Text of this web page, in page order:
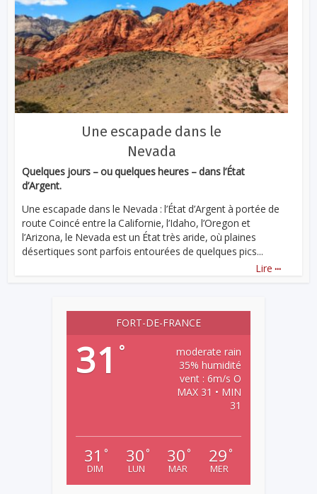
Une escapade dans le
Nevada
Quelques jours – ou quelques heures – dans l’État
d’Argent.
Une escapade dans le Nevada : l’État d’Argent à portée de
route Coincé entre la Californie, l’Idaho, l’Oregon et
l’Arizona, le Nevada est un État très aride, où plaines
désertiques sont parfois entourées de quelques pics...
Lire ...
FORT-DE-FRANCE
31 °
moderate rain
35% humidité
vent : 6m/s O
MAX 31 • MIN
31
31 °
DIM
30 °
LUN
30 °
MAR
29 °
MER